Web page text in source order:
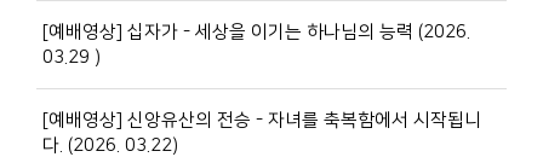
[예배영상] 십자가 - 세상을 이기는 하나님의 능력 (2026.
03.29 )
[예배영상] 신앙유산의 전승 - 자녀를 축복함에서 시작됩니
다. (2026. 03.22)